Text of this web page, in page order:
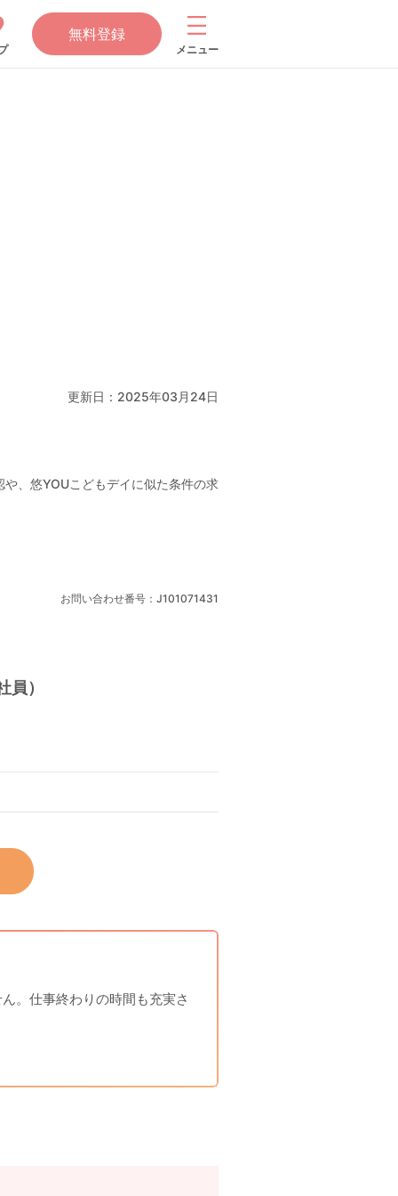
無料登録
メニュー
更新日：2025年03月24日
、悠YOUこどもデイに似た条件の求
お問い合わせ番号：J101071431
）
。仕事終わりの時間も充実さ